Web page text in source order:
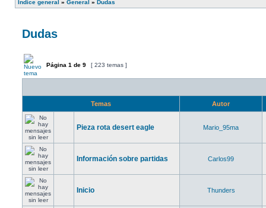
Índice general » General » Dudas
Dudas
Página 1 de 9 [ 223 temas ]
Temas Autor
Pieza rota desert eagle Mario_95ma
Información sobre partidas Carlos99
Inicio Thunders